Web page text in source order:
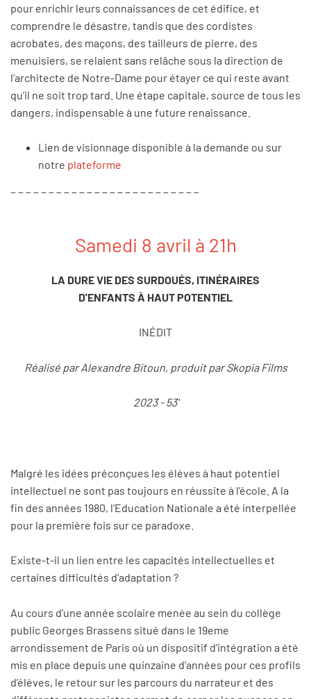
pour enrichir leurs connaissances de cet édifice, et
comprendre le désastre, tandis que des cordistes
acrobates, des maçons, des tailleurs de pierre, des
menuisiers, se relaient sans relâche sous la direction de
l’architecte de Notre-Dame pour étayer ce qui reste avant
qu’il ne soit trop tard. Une étape capitale, source de tous les
dangers, indispensable à une future renaissance.
Lien de visionnage disponible à la demande ou sur
notre plateforme
Samedi 8 avril à 21h
LA DURE VIE DES SURDOUÉS, ITINÉRAIRES
D'ENFANTS À HAUT POTENTIEL
INÉDIT
Réalisé par Alexandre Bitoun, produit par Skopia Films
2023 - 53'
Malgré les idées préconçues les élèves à haut potentiel
intellectuel ne sont pas toujours en réussite à l’école. A la
fin des années 1980, l’Education Nationale a été interpellée
pour la première fois sur ce paradoxe.
Existe-t-il un lien entre les capacités intellectuelles et
certaines difficultés d’adaptation ?
Au cours d’une année scolaire menée au sein du collège
public Georges Brassens situé dans le 19eme
arrondissement de Paris où un dispositif d’intégration a été
mis en place depuis une quinzaine d’années pour ces profils
d’élèves, le retour sur les parcours du narrateur et des